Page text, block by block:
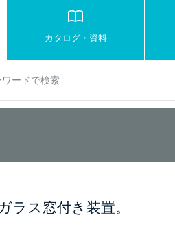
カタログ・資料
ラス窓付き装置。